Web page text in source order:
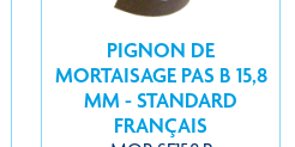
PIGNON DE
MORTAISAGE PAS B 15,8
MM - STANDARD
FRANÇAIS